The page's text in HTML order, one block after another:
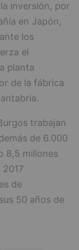
inversión, por
en Japón,
los
el
planta
de la fábrica
trabajan
de 6.000
8,5 millones
de
50 años de